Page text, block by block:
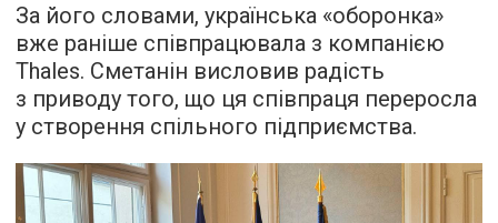
За його словами, українська «оборонка»
вже раніше співпрацювала з компанією
Thales. Сметанін висловив радість
з приводу того, що ця співпраця переросла
у створення спільного підприємства.